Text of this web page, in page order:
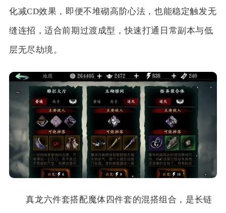
化减CD效果，即便不堆砌高阶心法，也能稳定触发无
缝连招，适合前期过渡成型，快速打通日常副本与低
层无尽劫境。
真龙六件套搭配魔体四件套的混搭组合，是长链